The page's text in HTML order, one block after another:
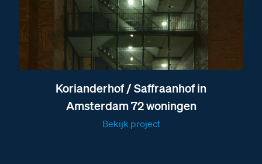
Afmetingen van de videofoon M-10C Noordwijk
Afmetingen van de E-63 voeding
Afmetingen van de Opbouw Bel
Korianderhof / Saffraanhof in
Amsterdam 72 woningen
Bekijk project